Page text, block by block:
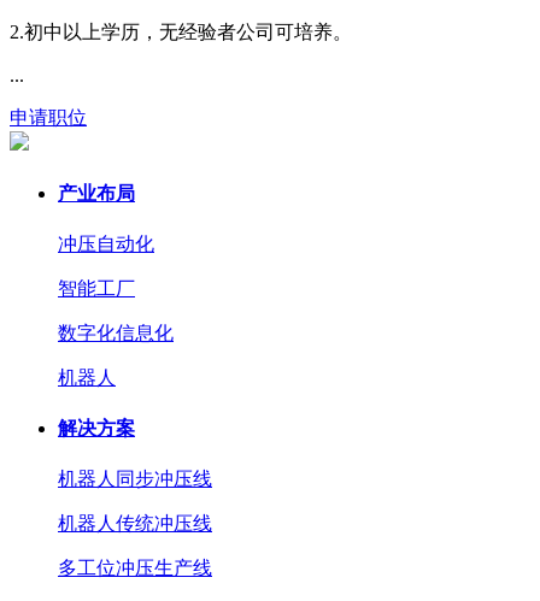
2.初中以上学历，无经验者公司可培养。
...
申请职位
产业布局
冲压自动化
智能工厂
数字化信息化
机器人
解决方案
机器人同步冲压线
机器人传统冲压线
多工位冲压生产线